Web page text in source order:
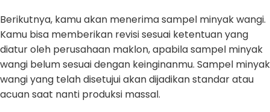
Berikutnya, kamu akan menerima sampel minyak wangi.
Kamu bisa memberikan revisi sesuai ketentuan yang
diatur oleh perusahaan maklon, apabila sampel minyak
wangi belum sesuai dengan keinginanmu. Sampel minyak
wangi yang telah disetujui akan dijadikan standar atau
acuan saat nanti produksi massal.